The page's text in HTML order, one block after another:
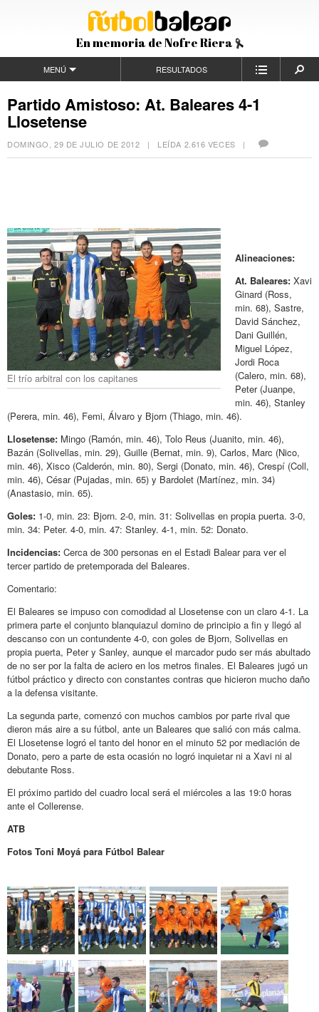
En memoria de Nofre Riera
MENÚ RESULTADOS
Partido Amistoso: At. Baleares 4-1
Llosetense
DOMINGO, 29 DE JULIO DE 2012 | LEÍDA 2.616 VECES |
El trío arbitral con los capitanes
Alineaciones:
At. Baleares: Xavi
Ginard (Ross,
min. 68), Sastre,
David Sánchez,
Dani Guillén,
Miguel López,
Jordi Roca
(Calero, min. 68),
Peter (Juanpe,
min. 46), Stanley
(Perera, min. 46), Femi, Álvaro y Bjorn (Thiago, min. 46).
Llosetense: Mingo (Ramón, min. 46), Tolo Reus (Juanito, min. 46),
Bazán (Solivellas, min. 29), Guille (Bernat, min. 9), Carlos, Marc (Nico,
min. 46), Xisco (Calderón, min. 80), Sergi (Donato, min. 46), Crespí (Coll,
min. 46), César (Pujadas, min. 65) y Bardolet (Martínez, min. 34)
(Anastasio, min. 65).
Goles: 1-0, min. 23: Bjorn. 2-0, min. 31: Solivellas en propia puerta. 3-0,
min. 34: Peter. 4-0, min. 47: Stanley. 4-1, min. 52: Donato.
Incidencias: Cerca de 300 personas en el Estadi Balear para ver el
tercer partido de pretemporada del Baleares.
Comentario:
El Baleares se impuso con comodidad al Llosetense con un claro 4-1. La
primera parte el conjunto blanquiazul domino de principio a fin y llegó al
descanso con un contundente 4-0, con goles de Bjorn, Solivellas en
propia puerta, Peter y Sanley, aunque el marcador pudo ser más abultado
de no ser por la falta de aciero en los metros finales. El Baleares jugó un
fútbol práctico y directo con constantes contras que hicieron mucho daño
a la defensa visitante.
La segunda parte, comenzó con muchos cambios por parte rival que
dieron más aire a su fútbol, ante un Baleares que salió con más calma.
El Llosetense logró el tanto del honor en el minuto 52 por mediación de
Donato, pero a parte de esta ocasión no logró inquietar ni a Xavi ni al
debutante Ross.
El próximo partido del cuadro local será el miércoles a las 19:0 horas
ante el Collerense.
ATB
Fotos Toni Moyá para Fútbol Balear